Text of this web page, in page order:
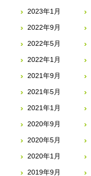
2023年1月
2022年9月
2022年5月
2022年1月
2021年9月
2021年5月
2021年1月
2020年9月
2020年5月
2020年1月
2019年9月